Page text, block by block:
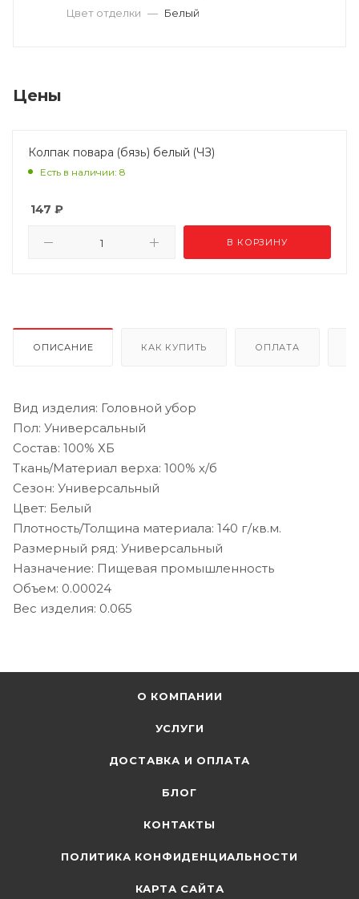
Цвет отделки — Белый
Цены
Колпак повара (бязь) белый (ЧЗ)
Есть в наличии: 8
147 ₽
В КОРЗИНУ
ОПИСАНИЕ КАК КУПИТЬ ОПЛАТА
Вид изделия: Головной убор
Пол: Универсальный
Состав: 100% ХБ
Ткань/Материал верха: 100% х/б
Сезон: Универсальный
Цвет: Белый
Плотность/Толщина материала: 140 г/кв.м.
Размерный ряд: Универсальный
Назначение: Пищевая промышленность
Объем: 0.00024
Вес изделия: 0.065
О КОМПАНИИ
УСЛУГИ
ДОСТАВКА И ОПЛАТА
БЛОГ
КОНТАКТЫ
ПОЛИТИКА КОНФИДЕНЦИАЛЬНОСТИ
КАРТА САЙТА